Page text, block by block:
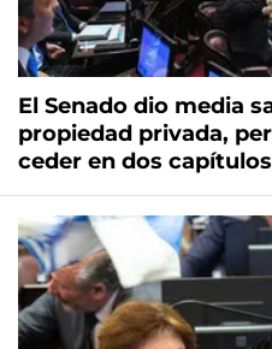
El Senado dio media
propiedad privada,
ceder en dos capítulos